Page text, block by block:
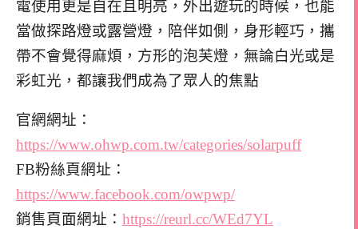
電使用更是自在且明亮，外出遊玩的時候，也能
當做探路燈或露營燈，陪伴如側，身形輕巧，攜
帶不會覺得麻煩，方形的泡芙燈，無論白光或是
彩虹光，都讓我們成為了眾人的焦點
官網網址：
https://www.ohwp.com.tw/categories/solarpuff
FB粉絲頁網址：
https://www.facebook.com/owpwp/
銷售頁面網址： https://reurl.cc/WEd7YL